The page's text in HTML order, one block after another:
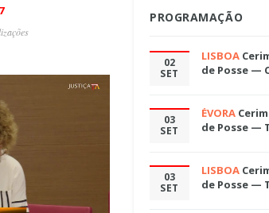
PROGRAMAÇÃO
02
SET
LISBOA
de Posse —
03
SET
ÉVORA
de Posse —
03
SET
LISBOA
de Posse —